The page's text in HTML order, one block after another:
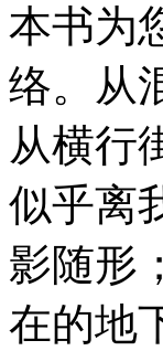
本书为
络。从
从横行
似乎离
影随形
在的地